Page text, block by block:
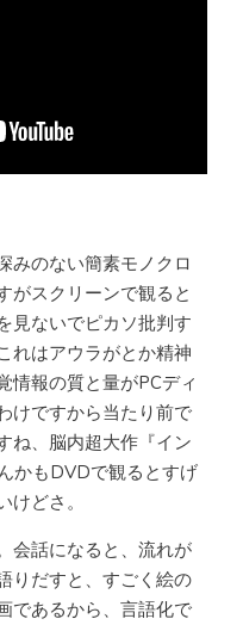
みのない簡素モノクロ
がスクリーンで観ると
見ないでピカソ批判す
れはアウラがとか精神
情報の質と量がPCディ
けですから当たり前で
ね、脳内超大作『イン
かもDVDで観るとすげ
どさ。
会話になると、流れが
りだすと、すごく絵の
であるから、言語化で